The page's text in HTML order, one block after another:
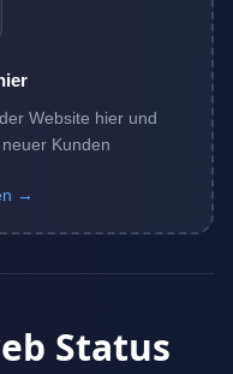
Website hier und
Kunden
→
Status